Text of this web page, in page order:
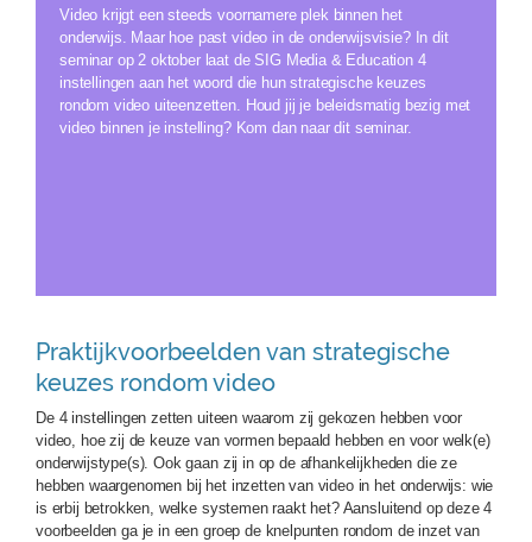
Video krijgt een steeds voornamere plek binnen het
onderwijs. Maar hoe past video in de onderwijsvisie? In dit
seminar op 2 oktober laat de SIG Media & Education 4
instellingen aan het woord die hun strategische keuzes
rondom video uiteenzetten. Houd jij je beleidsmatig bezig met
video binnen je instelling? Kom dan naar dit seminar.
Praktijkvoorbeelden van strategische
keuzes rondom video
De 4 instellingen zetten uiteen waarom zij gekozen hebben voor
video, hoe zij de keuze van vormen bepaald hebben en voor welk(e)
onderwijstype(s). Ook gaan zij in op de afhankelijkheden die ze
hebben waargenomen bij het inzetten van video in het onderwijs: wie
is erbij betrokken, welke systemen raakt het? Aansluitend op deze 4
voorbeelden ga je in een groep de knelpunten rondom de inzet van